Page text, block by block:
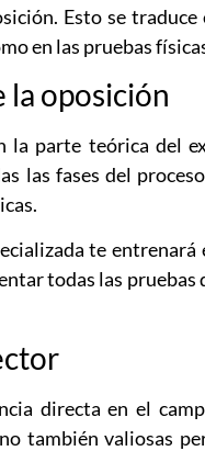
Esto se
en las pruebas
la oposición
parte teórica del
las fases del
te entrenará
todas las pruebas
directa en el
también valiosas